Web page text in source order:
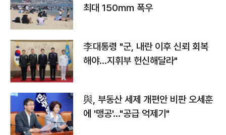
최대 150㎜ 폭우
李대통령 "군, 내란 이후 신뢰 회복
해야…지휘부 헌신해달라"
與, 부동산 세제 개편안 비판 오세훈
에 '맹공'…"공급 억제기"